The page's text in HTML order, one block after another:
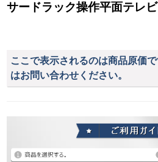
サードラック操作平面テレビ
ここで表示されるのは商品原価
はお問い合わせください。